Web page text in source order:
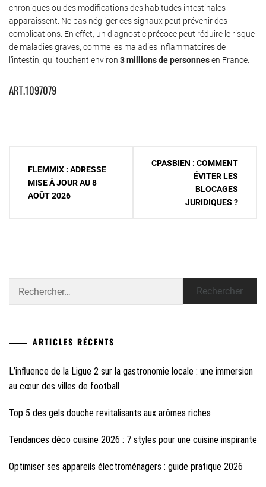
chroniques ou des modifications des habitudes intestinales
apparaissent. Ne pas négliger ces signaux peut prévenir des
complications. En effet, un diagnostic précoce peut réduire le risque
de maladies graves, comme les maladies inflammatoires de
l’intestin, qui touchent environ 3 millions de personnesen France.
ART.1097079
l’article
FLEMMIX : ADRESSE
MISE À JOUR AU 8
AOÛT 2026
CPASBIEN : COMMENT
ÉVITER LES
BLOCAGES
JURIDIQUES ?
ARTICLES RÉCENTS
L’influence de la Ligue 2 sur la gastronomie locale : une immersion
au cœur des villes de football
Top 5 des gels douche revitalisants aux arômes riches
Tendances déco cuisine 2026 : 7 styles pour une cuisine inspirante
Optimiser ses appareils électroménagers : guide pratique 2026